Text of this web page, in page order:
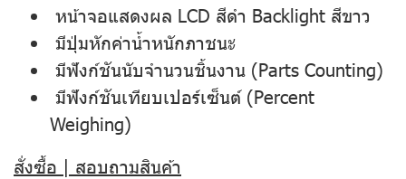
หน้าจอแสดงผล LCD สีดำ Backlight สีขาว
มีปุ่มหักค่าน้ำหนักภาชนะ
มีฟังก์ชันนับจำนวนชิ้นงาน (Parts Counting)
มีฟังก์ชันเทียบเปอร์เซ็นต์ (Percent
Weighing)
สั่งซื้อ | สอบถามสินค้า